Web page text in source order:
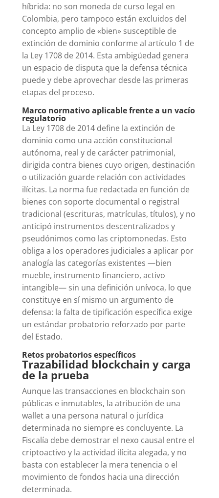
híbrida: no son moneda de curso legal en
Colombia, pero tampoco están excluidos del
concepto amplio de «bien» susceptible de
extinción de dominio conforme al artículo 1 de
la Ley 1708 de 2014. Esta ambigüedad genera
un espacio de disputa que la defensa técnica
puede y debe aprovechar desde las primeras
etapas del proceso.
Marco normativo aplicable frente a un vacío
regulatorio
La Ley 1708 de 2014 define la extinción de
dominio como una acción constitucional
autónoma, real y de carácter patrimonial,
dirigida contra bienes cuyo origen, destinación
o utilización guarde relación con actividades
ilícitas. La norma fue redactada en función de
bienes con soporte documental o registral
tradicional (escrituras, matrículas, títulos), y no
anticipó instrumentos descentralizados y
pseudónimos como las criptomonedas. Esto
obliga a los operadores judiciales a aplicar por
analogía las categorías existentes —bien
mueble, instrumento financiero, activo
intangible— sin una definición unívoca, lo que
constituye en sí mismo un argumento de
defensa: la falta de tipificación específica exige
un estándar probatorio reforzado por parte
del Estado.
Retos probatorios específicos
Trazabilidad blockchain y carga
de la prueba
Aunque las transacciones en blockchain son
públicas e inmutables, la atribución de una
wallet a una persona natural o jurídica
determinada no siempre es concluyente. La
Fiscalía debe demostrar el nexo causal entre el
criptoactivo y la actividad ilícita alegada, y no
basta con establecer la mera tenencia o el
movimiento de fondos hacia una dirección
determinada.